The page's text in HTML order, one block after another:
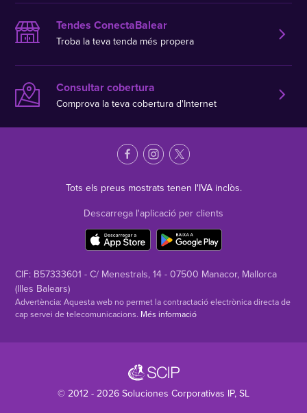
Tendes ConectaBalear
Troba la teva tenda més propera
Consultar cobertura
Comprova la teva cobertura d'Internet
Tots els preus mostrats tenen l'IVA inclòs.
Descarrega l'aplicació per clients
CIF: B57333601 - C/ Menestrals, 14 - 07500 Manacor, Mallorca
(Illes Balears)
Advertència: Aquesta web no permet la contractació electrònica directa de
cap servei de telecomunicacions. Més informació
© 2012 - 2026 Soluciones Corporativas IP, SL